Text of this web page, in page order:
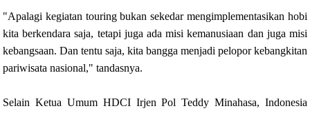
"Apalagi kegiatan touring bukan sekedar mengimplementasikan hobi
kita berkendara saja, tetapi juga ada misi kemanusiaan dan juga misi
kebangsaan. Dan tentu saja, kita bangga menjadi pelopor kebangkitan
pariwisata nasional," tandasnya.
Selain Ketua Umum HDCI Irjen Pol Teddy Minahasa, Indonesia